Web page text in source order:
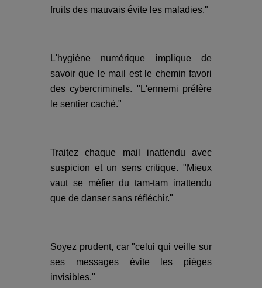
fruits des mauvais évite les maladies."
L'hygiène numérique implique de
savoir que le mail est le chemin favori
des cybercriminels. "L'ennemi préfère
le sentier caché."
Traitez chaque mail inattendu avec
suspicion et un sens critique. "Mieux
vaut se méfier du tam-tam inattendu
que de danser sans réfléchir."
Soyez prudent, car "celui qui veille sur
ses messages évite les pièges
invisibles."